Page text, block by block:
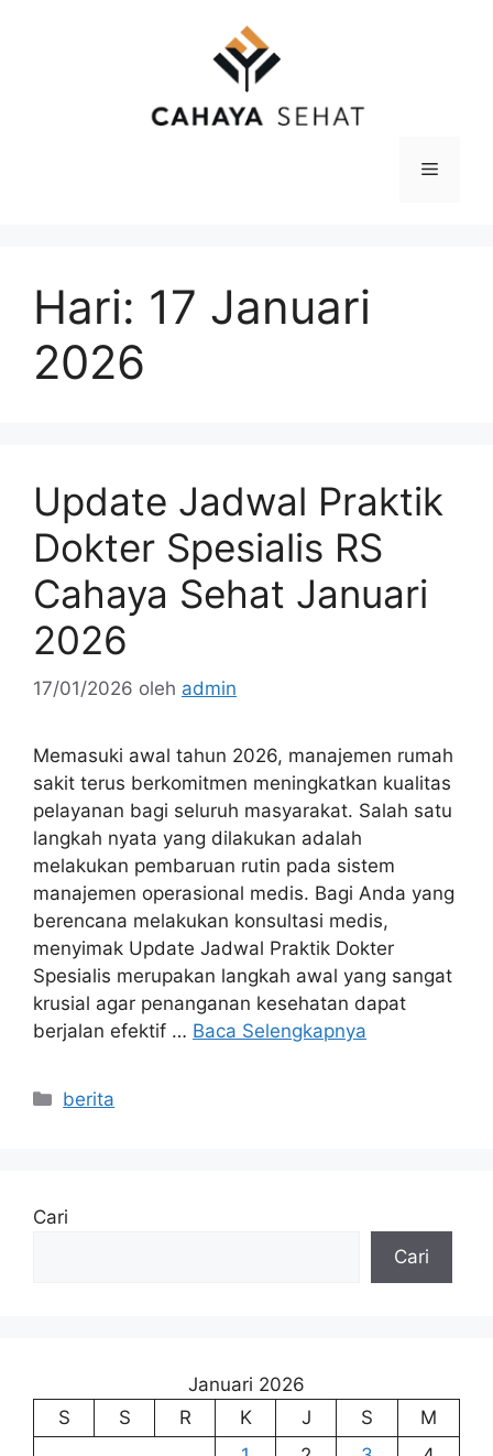
Menu
Hari: 17 Januari
2026
Update Jadwal Praktik
Dokter Spesialis RS
Cahaya Sehat Januari
2026
17/01/2026 oleh admin
Memasuki awal tahun 2026, manajemen rumah
sakit terus berkomitmen meningkatkan kualitas
pelayanan bagi seluruh masyarakat. Salah satu
langkah nyata yang dilakukan adalah
melakukan pembaruan rutin pada sistem
manajemen operasional medis. Bagi Anda yang
berencana melakukan konsultasi medis,
menyimak Update Jadwal Praktik Dokter
Spesialis merupakan langkah awal yang sangat
krusial agar penanganan kesehatan dapat
berjalan efektif … Baca Selengkapnya
Kategori
berita
Cari
Cari
Januari 2026
S
S R K J S
M